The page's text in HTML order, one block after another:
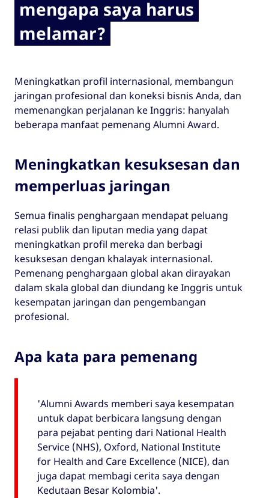
mengapa saya harus
melamar?
Meningkatkan profil internasional, membangun
jaringan profesional dan koneksi bisnis Anda, dan
memenangkan perjalanan ke Inggris: hanyalah
beberapa manfaat pemenang Alumni Award.
Meningkatkan kesuksesan dan
memperluas jaringan
Semua finalis penghargaan mendapat peluang
relasi publik dan liputan media yang dapat
meningkatkan profil mereka dan berbagi
kesuksesan dengan khalayak internasional.
Pemenang penghargaan global akan dirayakan
dalam skala global dan diundang ke Inggris untuk
kesempatan jaringan dan pengembangan
profesional.
Apa kata para pemenang
'Alumni Awards memberi saya kesempatan
untuk dapat berbicara langsung dengan
para pejabat penting dari National Health
Service (NHS), Oxford, National Institute
for Health and Care Excellence (NICE), dan
juga dapat membagi cerita saya dengan
Kedutaan Besar Kolombia'.